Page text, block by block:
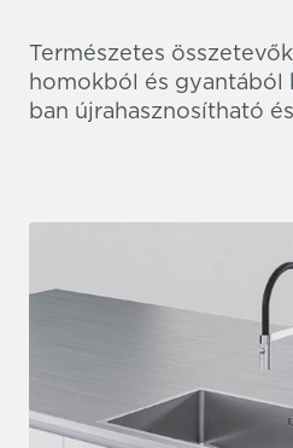
Természetes
homokból és gyantából
ban újrahasznosítható